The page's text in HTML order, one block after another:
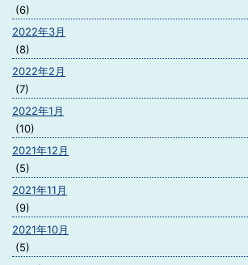
(6)
2022年3月
(8)
2022年2月
(7)
2022年1月
(10)
2021年12月
(5)
2021年11月
(9)
2021年10月
(5)